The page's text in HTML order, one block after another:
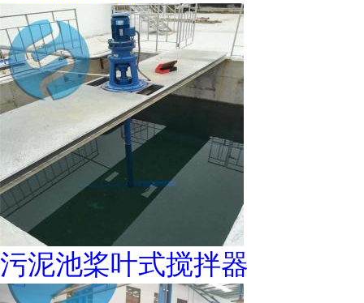
污泥池桨叶式搅拌器